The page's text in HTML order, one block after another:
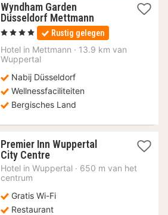
Wyndham Garden
Düsseldorf Mettmann2
nachten
vanaf
64
, 4 Sterren Rustig gelegen
Hotel in Mettmann · 13.9 km van
Wuppertal
Nabij Düsseldorf
Wellnessfaciliteiten
Bergisches Land
Premier Inn Wuppertal
City Centre1
nacht
vanaf
€
Hotel in Wuppertal · 650 m van het
centrum
Gratis Wi-Fi
Restaurant